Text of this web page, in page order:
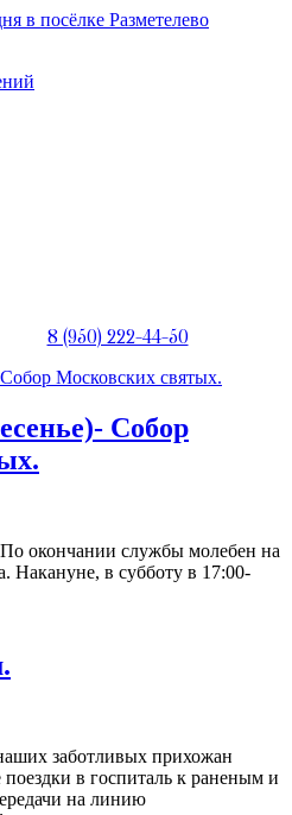
8 (950) 222-44-50
Собор
окончании службы молебен на
Накануне, в субботу в 17:00-
заботливых прихожан
в госпиталь к раненым и
на линию